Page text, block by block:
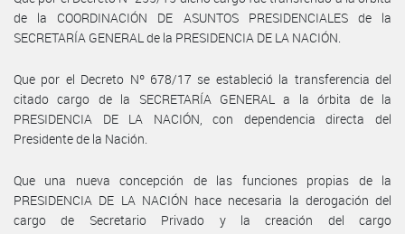
de la COORDINACIÓN DE ASUNTOS PRESIDENCIALES de la
SECRETARÍA GENERAL de la PRESIDENCIA DE LA NACIÓN.
Que por el Decreto Nº 678/17 se estableció la transferencia del
citado cargo de la SECRETARÍA GENERAL a la órbita de la
PRESIDENCIA DE LA NACIÓN, con dependencia directa del
Presidente de la Nación.
Que una nueva concepción de las funciones propias de la
PRESIDENCIA DE LA NACIÓN hace necesaria la derogación del
cargo de Secretario Privado y la creación del cargo